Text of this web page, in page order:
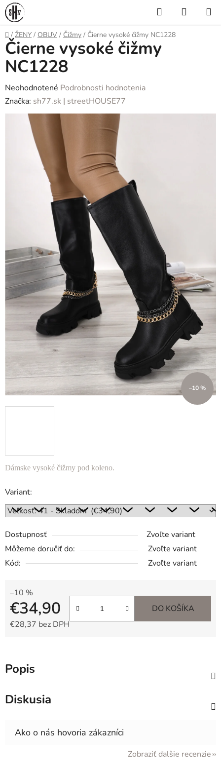
Prejsť
na
obsah
Hľadať
KOŠÍK
Domov
/ ŽENY / OBUV / Čižmy / Čierne vysoké čižmy NC1228
Dámske vysoké čižmy pod koleno.
Variant:
Dostupnosť
Zvoľte variant
Môžeme doručiť do:
Zvoľte variant
Kód:
Zvoľte variant
–10 %
€34,90
€28,37 bez DPH
DO KOŠÍKA
Čierne vysoké čižmy
NC1228
Priemerné
hodnotenie
produktu
Neohodnotené Podrobnosti hodnotenia
Značka: sh77.sk | streetHOUSE77
–10 %
Popis
Diskusia
Zobraziť ďalšie recenzie